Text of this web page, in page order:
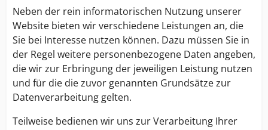
Neben der rein informatorischen Nutzung unserer
Website bieten wir verschiedene Leistungen an, die
Sie bei Interesse nutzen können. Dazu müssen Sie in
der Regel weitere personenbezogene Daten angeben,
die wir zur Erbringung der jeweiligen Leistung nutzen
und für die die zuvor genannten Grundsätze zur
Datenverarbeitung gelten.
Teilweise bedienen wir uns zur Verarbeitung Ihrer